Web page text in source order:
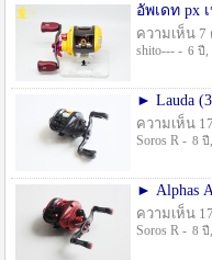
อัพเดท px
ความเห็น 7
shito--- - 6 ปี ,
► Lauda
ความเห็น
Soros R - 8 ปี
► Alphas
ความเห็น
Soros R - 8 ปี